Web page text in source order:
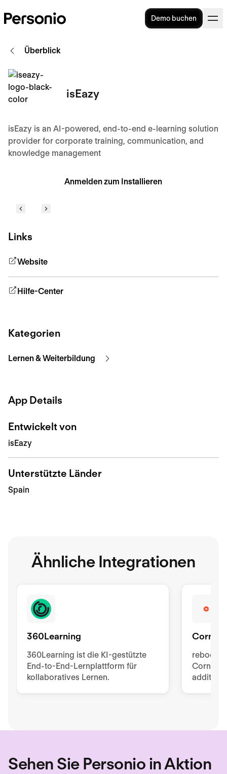
Demo buchen
Anmelden zum Installieren
Überblick
isEazy
isEazy is an AI-powered, end-to-end e-learning solution
provider for corporate training, communication, and
knowledge management
Links
Website
Hilfe-Center
Kategorien
Lernen & Weiterbildung
App Details
Entwickelt von
isEazy
Unterstützte Länder
Spain
Ähnliche Integrationen
360Learning
360Learning ist die KI-gestützte
End-to-End-Lernplattform für
kollaboratives Lernen.
Sehen Sie Personio in Aktion